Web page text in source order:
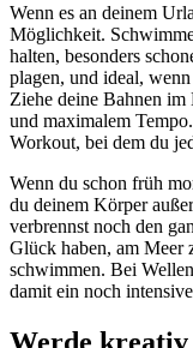
Wenn es an deinem
Möglichkeit.
halten, besonders
plagen, und ideal,
Ziehe deine Bahnen
und maximalem
Workout, bei dem du
Wenn du schon früh
du deinem Körper
verbrennst noch den
Glück haben, am Meer
schwimmen. Bei
damit ein noch